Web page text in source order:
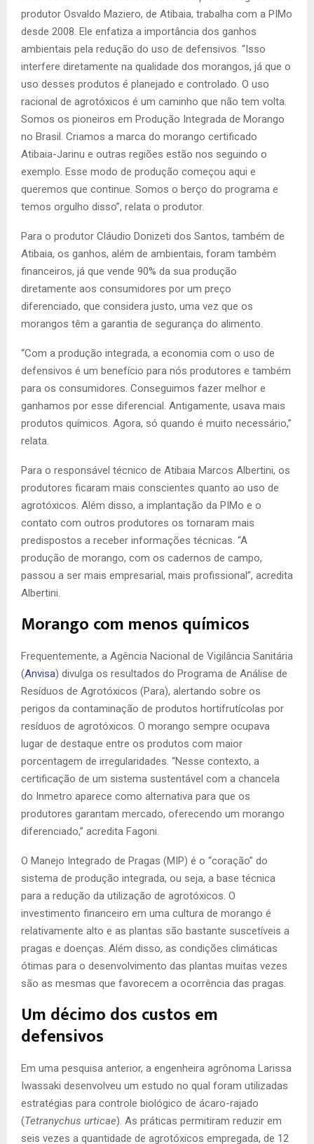
produtor Osvaldo Maziero, de Atibaia, trabalha com a PIMo
desde 2008. Ele enfatiza a importância dos ganhos
ambientais pela redução do uso de defensivos. “Isso
interfere diretamente na qualidade dos morangos, já que o
uso desses produtos é planejado e controlado. O uso
racional de agrotóxicos é um caminho que não tem volta.
Somos os pioneiros em Produção Integrada de Morango
no Brasil. Criamos a marca do morango certificado
Atibaia-Jarinu e outras regiões estão nos seguindo o
exemplo. Esse modo de produção começou aqui e
queremos que continue. Somos o berço do programa e
temos orgulho disso”, relata o produtor.
Para o produtor Cláudio Donizeti dos Santos, também de
Atibaia, os ganhos, além de ambientais, foram também
financeiros, já que vende 90% da sua produção
diretamente aos consumidores por um preço
diferenciado, que considera justo, uma vez que os
morangos têm a garantia de segurança do alimento.
“Com a produção integrada, a economia com o uso de
defensivos é um benefício para nós produtores e também
para os consumidores. Conseguimos fazer melhor e
ganhamos por esse diferencial. Antigamente, usava mais
produtos químicos. Agora, só quando é muito necessário,”
relata.
Para o responsável técnico de Atibaia Marcos Albertini, os
produtores ficaram mais conscientes quanto ao uso de
agrotóxicos. Além disso, a implantação da PIMo e o
contato com outros produtores os tornaram mais
predispostos a receber informações técnicas. “A
produção de morango, com os cadernos de campo,
passou a ser mais empresarial, mais profissional”, acredita
Albertini.
Morango com menos químicos
Frequentemente, a Agência Nacional de Vigilância Sanitária
(Anvisa) divulga os resultados do Programa de Análise de
Resíduos de Agrotóxicos (Para), alertando sobre os
perigos da contaminação de produtos hortifrutícolas por
resíduos de agrotóxicos. O morango sempre ocupava
lugar de destaque entre os produtos com maior
porcentagem de irregularidades. “Nesse contexto, a
certificação de um sistema sustentável com a chancela
do Inmetro aparece como alternativa para que os
produtores garantam mercado, oferecendo um morango
diferenciado,” acredita Fagoni.
O Manejo Integrado de Pragas (MIP) é o “coração” do
sistema de produção integrada, ou seja, a base técnica
para a redução da utilização de agrotóxicos. O
investimento financeiro em uma cultura de morango é
relativamente alto e as plantas são bastante suscetíveis a
pragas e doenças. Além disso, as condições climáticas
ótimas para o desenvolvimento das plantas muitas vezes
são as mesmas que favorecem a ocorrência das pragas.
Um décimo dos custos em
defensivos
Em uma pesquisa anterior, a engenheira agrônoma Larissa
Iwassaki desenvolveu um estudo no qual foram utilizadas
estratégias para controle biológico de ácaro-rajado
(Tetranychus urticae). As práticas permitiram reduzir em
seis vezes a quantidade de agrotóxicos empregada, de 12